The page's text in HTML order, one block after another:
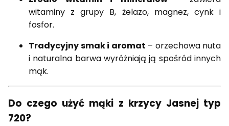
witaminy z grupy B, żelazo, magnez, cynk i
fosfor.
Tradycyjny smak i aromat – orzechowa nuta
i naturalna barwa wyróżniają ją spośród innych
mąk.
Do czego użyć mąki z krzycy Jasnej typ
720?